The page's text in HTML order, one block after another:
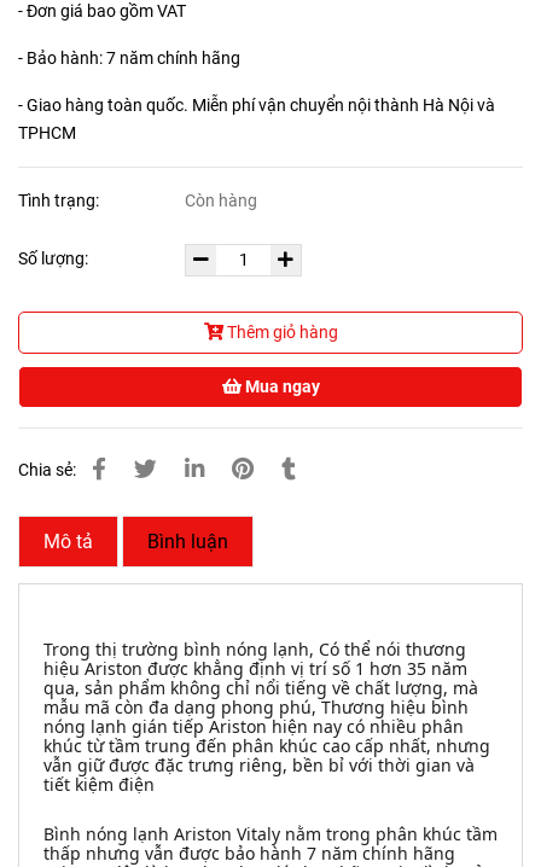
- Đơn giá bao gồm VAT
- Bảo hành: 7 năm chính hãng
- Giao hàng toàn quốc. Miễn phí vận chuyển nội thành Hà Nội và
TPHCM
Tình trạng: Còn hàng
Số lượng:
Thêm giỏ hàng
Mua ngay
Chia sẻ:
Mô tả Bình luận
Trong thị trường bình nóng lạnh, Có thể nói thương
hiệu Ariston được khẳng định vị trí số 1 hơn 35 năm
qua, sản phẩm không chỉ nổi tiếng về chất lượng, mà
mẫu mã còn đa dạng phong phú, Thương hiệu bình
nóng lạnh gián tiếp Ariston hiện nay có nhiều phân
khúc từ tầm trung đến phân khúc cao cấp nhất, nhưng
vẫn giữ được đặc trưng riêng, bền bỉ với thời gian và
tiết kiệm điện
Bình nóng lạnh Ariston Vitaly nằm trong phân khúc tầm
thấp nhưng vẫn được bảo hành 7 năm chính hãng